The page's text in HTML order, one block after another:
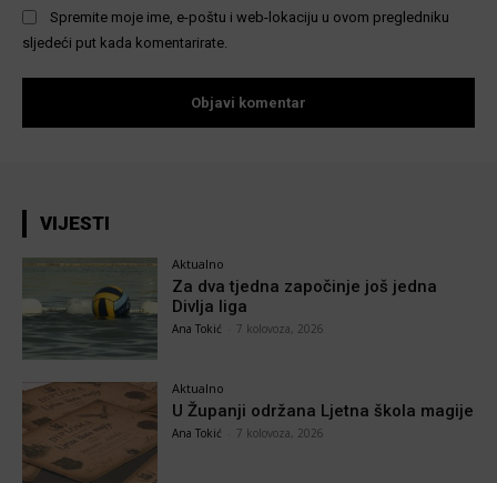
Spremite moje ime, e-poštu i web-lokaciju u ovom pregledniku
sljedeći put kada komentarirate.
VIJESTI
Aktualno
Za dva tjedna započinje još jedna
Divlja liga
Ana Tokić 7 kolovoza, 2026
Aktualno
U Županji održana Ljetna škola magije
Ana Tokić 7 kolovoza, 2026